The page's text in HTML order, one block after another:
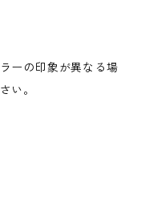
ーの印象が異なる場
い。